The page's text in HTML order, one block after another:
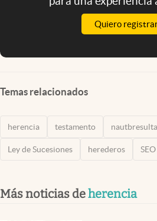
Quiero
Temas relacionados
herencia testamento
Ley de Sucesiones herederos SEO
Más noticias deherencia